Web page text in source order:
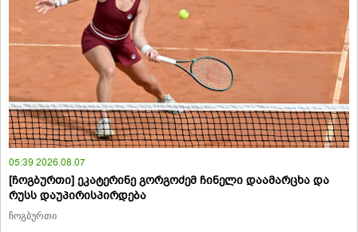
05:39 2026.08.07
[ჩოგბურთი] ეკატერინე გორგოძემ ჩინელი დაამარცხა და
რუსს დაუპირისპირდება
ჩოგბურთი